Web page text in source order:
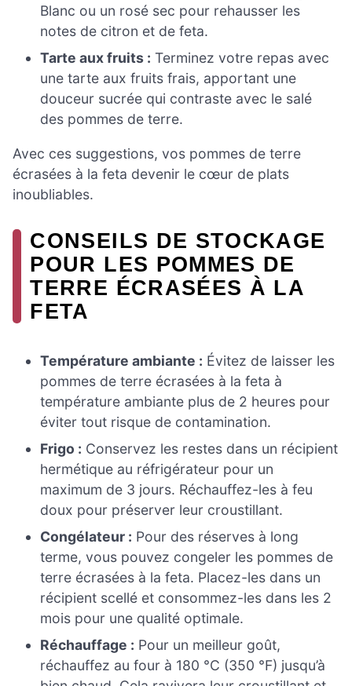
Blanc ou un rosé sec pour rehausser les
notes de citron et de feta.
Tarte aux fruits : Terminez votre repas avec
une tarte aux fruits frais, apportant une
douceur sucrée qui contraste avec le salé
des pommes de terre.
Avec ces suggestions, vos pommes de terre
écrasées à la feta devenir le cœur de plats
inoubliables.
CONSEILS DE STOCKAGE
POUR LES POMMES DE
TERRE ÉCRASÉES À LA
FETA
Température ambiante : Évitez de laisser les
pommes de terre écrasées à la feta à
température ambiante plus de 2 heures pour
éviter tout risque de contamination.
Frigo : Conservez les restes dans un récipient
hermétique au réfrigérateur pour un
maximum de 3 jours. Réchauffez-les à feu
doux pour préserver leur croustillant.
Congélateur : Pour des réserves à long
terme, vous pouvez congeler les pommes de
terre écrasées à la feta. Placez-les dans un
récipient scellé et consommez-les dans les 2
mois pour une qualité optimale.
Réchauffage : Pour un meilleur goût,
réchauffez au four à 180 °C (350 °F) jusqu’à